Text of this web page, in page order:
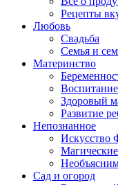
Рецепты
Любовь
Свадьба
Семья и
Материнство
Здоровый
Развитие
Непознанное
Сад и огород